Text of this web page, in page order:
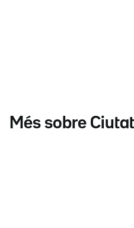
Més sobre